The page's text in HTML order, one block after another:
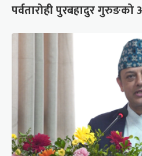
पर्वतारोही पुरबहादुर गुरुङको